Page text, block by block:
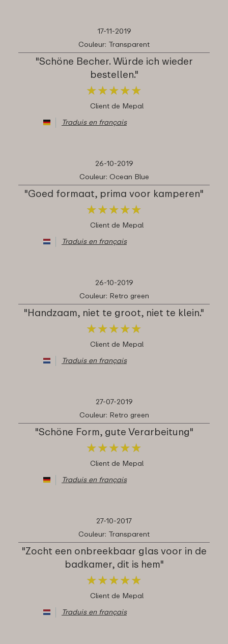
17-11-2019
Couleur: Transparent
"Schöne Becher. Würde ich wieder
bestellen."
★★★★★
★★★★★
Client de Mepal
Traduis en français
26-10-2019
Couleur: Ocean Blue
"Goed formaat, prima voor kamperen"
★★★★★
★★★★★
Client de Mepal
Traduis en français
26-10-2019
Couleur: Retro green
"Handzaam, niet te groot, niet te klein."
★★★★★
★★★★★
Client de Mepal
Traduis en français
27-07-2019
Couleur: Retro green
"Schöne Form, gute Verarbeitung"
★★★★★
★★★★★
Client de Mepal
Traduis en français
27-10-2017
Couleur: Transparent
"Zocht een onbreekbaar glas voor in de
badkamer, dit is hem"
★★★★★
★★★★★
Client de Mepal
Traduis en français